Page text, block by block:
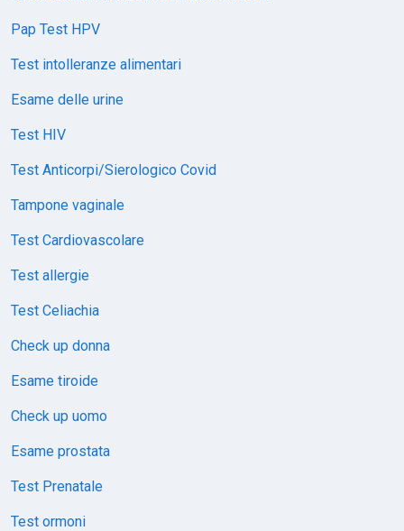
Pap Test HPV
Test intolleranze alimentari
Esame delle urine
Test HIV
Test Anticorpi/Sierologico Covid
Tampone vaginale
Test Cardiovascolare
Test allergie
Test Celiachia
Check up donna
Esame tiroide
Check up uomo
Esame prostata
Test Prenatale
Test ormoni